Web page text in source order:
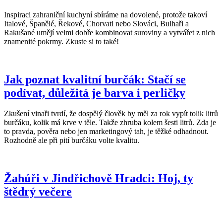
Inspiraci zahraniční kuchyní sbíráme na dovolené, protože takoví
Italové, Španělé, Řekové, Chorvati nebo Slováci, Bulhaři a
Rakušané umějí velmi dobře kombinovat suroviny a vytvářet z nich
znamenité pokrmy. Zkuste si to také!
Jak poznat kvalitní burčák: Stačí se
podívat, důležitá je barva i perličky
Zkušení vinaři tvrdí, že dospělý člověk by měl za rok vypít tolik litrů
burčáku, kolik má krve v těle. Takže zhruba kolem šesti litrů. Zda je
to pravda, pověra nebo jen marketingový tah, je těžké odhadnout.
Rozhodně ale při pití burčáku volte kvalitu.
Žahúři v Jindřichově Hradci: Hoj, ty
štědrý večere